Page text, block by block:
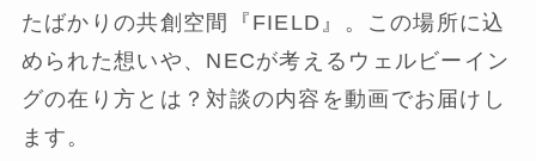
たばかりの共創空間『FIELD』。この場所に込
められた想いや、NECが考えるウェルビーイン
グの在り方とは？対談の内容を動画でお届けし
ます。